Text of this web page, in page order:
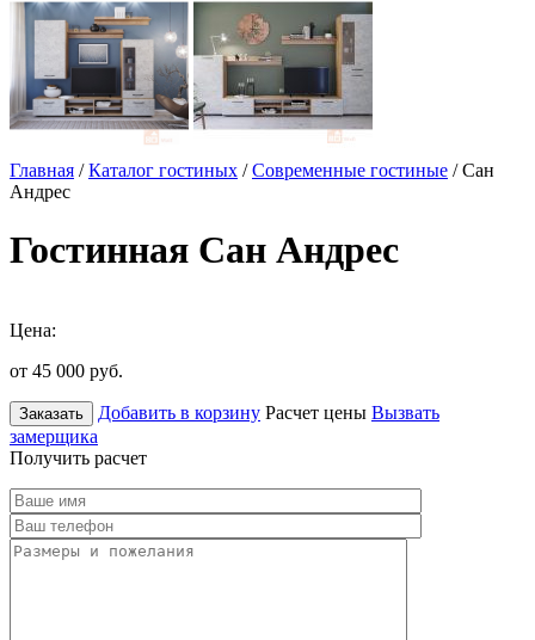
Главная /Каталог гостиных /Современные гостиные / Сан
Андрес
Гостинная Сан Андрес
Цена:
от 45 000 руб.
Заказать Добавить в корзину Расчет цены Вызвать
замерщика
Получить расчет